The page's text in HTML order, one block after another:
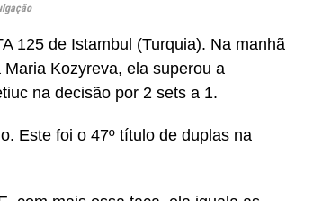
125 de Istambul (Turquia). Na manhã
Kozyreva, ela superou a
na decisão por 2 sets a 1.
Este foi o 47º título de duplas na